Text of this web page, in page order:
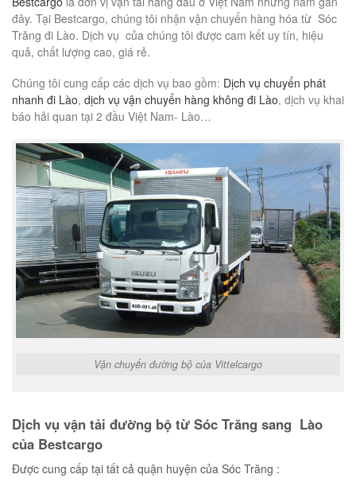
đây. Tại Bestcargo, chúng tôi nhận vận chuyển hàng hóa từ Sóc
Trăng đi Lào. Dịch vụ của chúng tôi được cam kết uy tín, hiệu
quả, chất lượng cao, giá rẻ.
Chúng tôi cung cấp các dịch vụ bao gồm: Dịch vụ chuyển phát
nhanh đi Lào, dịch vụ vận chuyển hàng không đi Lào, dịch vụ khai
báo hải quan tại 2 đầu Việt Nam- Lào…
Vận chuyển đường bộ của Vittelcargo
Dịch vụ vận tải đường bộ từ Sóc Trăng sang Lào
của Bestcargo
Được cung cấp tại tất cả quận huyện của Sóc Trăng :